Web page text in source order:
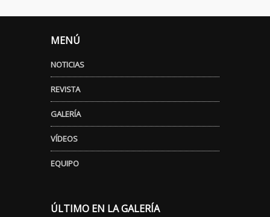
MENÚ
NOTICIAS
REVISTA
GALERÍA
VÍDEOS
EQUIPO
ÚLTIMO EN LA GALERÍA